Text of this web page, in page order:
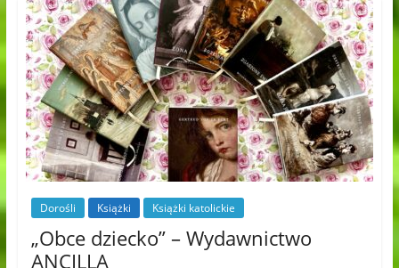
Dorośli Książki Książki katolickie
„Obce dziecko” – Wydawnictwo
ANCILLA